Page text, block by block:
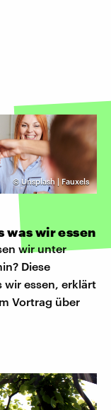
©Unsplash | Fauxels
was wir essen
wir unter
Diese
wir essen, erklärt
Vortrag über